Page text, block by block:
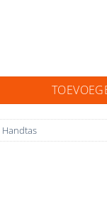
bag aantal